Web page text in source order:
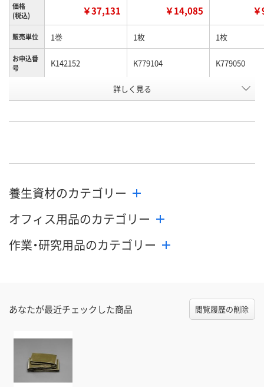
価格
(税込)
￥37,131 ￥14,085
販売単位 1巻 1枚 1枚
お申込番
号
K142152 K779104 K779050
あり
詳しく見る
養生資材のカテゴリー
オフィス用品のカテゴリー
作業・研究用品のカテゴリー
あなたが最近チェックした商品 閲覧履歴の削除